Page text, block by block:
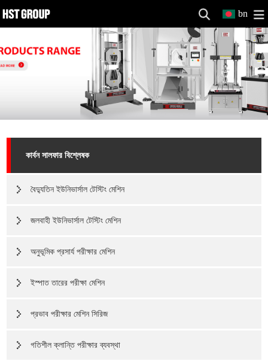
bn
কার্বন সালফার বিশ্লেষক
বৈদ্যুতিন ইউনিভার্সাল টেস্টিং মেশিন
জলবাহী ইউনিভার্সাল টেস্টিং মেশিন
অনুভূমিক প্রসার্য পরীক্ষার মেশিন
ইস্পাত তারের পরীক্ষা মেশিন
প্রভাব পরীক্ষার মেশিন সিরিজ
গতিশীল ক্লান্তি পরীক্ষার ব্যবস্থা